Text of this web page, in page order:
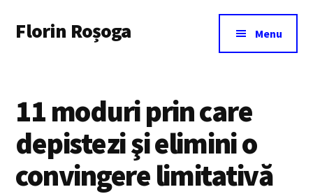
main
menu
Florin Roșoga Menu
11 moduri prin care
depistezi şi elimini o
convingere limitativă